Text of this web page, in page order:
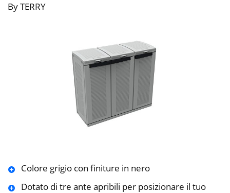
By TERRY
Colore grigio con finiture in nero
Dotato di tre ante apribili per posizionare il tuo